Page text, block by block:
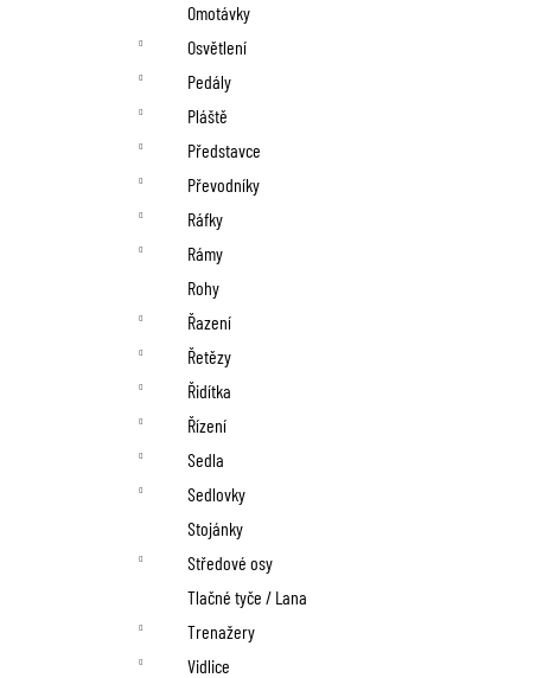
Omotávky
Osvětlení
Pedály
Pláště
Představce
Převodníky
Ráfky
Rámy
Rohy
Řazení
Řetězy
Řidítka
Řízení
Sedla
Sedlovky
Stojánky
Středové osy
Tlačné tyče / Lana
Trenažery
Vidlice